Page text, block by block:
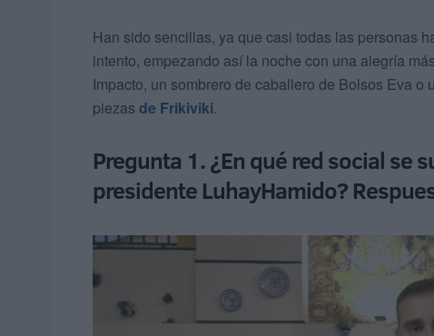
Han sido sencillas, ya que casi todas las personas
intento, empezando así la noche con una alegría
Impacto, un sombrero de caballero de Bolsos Eva
piezas de Frikiviki.
Pregunta 1. ¿En qué red social se
presidente LuhayHamido?